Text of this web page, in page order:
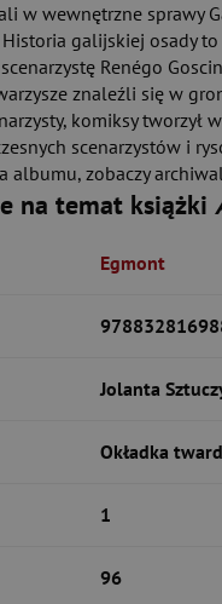
w wewnętrzne sprawy
galijskiej osady
scenarzystę Renégo
znaleźli się w
komiksy
scenarzystów i
zobaczy
na temat książki
Egmont
Jolanta
Okładka
1
96